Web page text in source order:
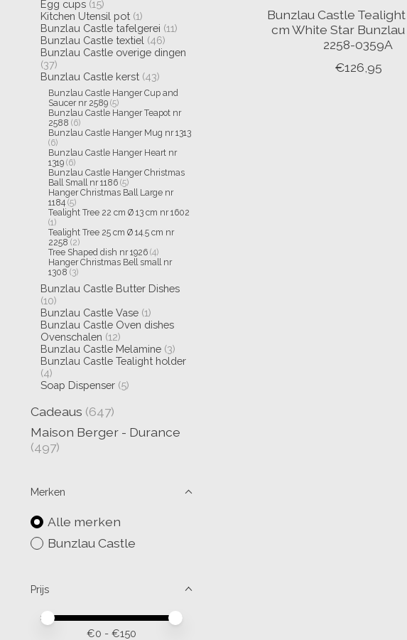
Egg cups (15)
Kitchen Utensil pot (1)
Bunzlau Castle tafelgerei (11)
Bunzlau Castle textiel (46)
Bunzlau Castle overige dingen
(37)
Bunzlau Castle kerst (43)
Bunzlau Castle Hanger Cup and
Saucer nr 2589 (5)
Bunzlau Castle Hanger Teapot nr
2588 (6)
Bunzlau Castle Hanger Mug nr 1313
(6)
Bunzlau Castle Hanger Heart nr
1319 (6)
Bunzlau Castle Hanger Christmas
Ball Small nr 1186 (5)
Hanger Christmas Ball Large nr
1184 (5)
Tealight Tree 22 cm Ø 13 cm nr 1602
(1)
Tealight Tree 25 cm Ø 14.5 cm nr
2258 (2)
Tree Shaped dish nr 1926 (4)
Hanger Christmas Bell small nr
1308 (3)
Bunzlau Castle Butter Dishes
(10)
Bunzlau Castle Vase (1)
Bunzlau Castle Oven dishes
Ovenschalen (12)
Bunzlau Castle Melamine (3)
Bunzlau Castle Tealight holder
(4)
Soap Dispenser (5)
Cadeaus (647)
Maison Berger - Durance
(497)
Merken
Alle merken
Bunzlau Castle
Prijs
Minimale prijswaarde
Price maximum value
€0 - €150
Bunzlau Castle
cm White Star
2258-0359A
€126,95